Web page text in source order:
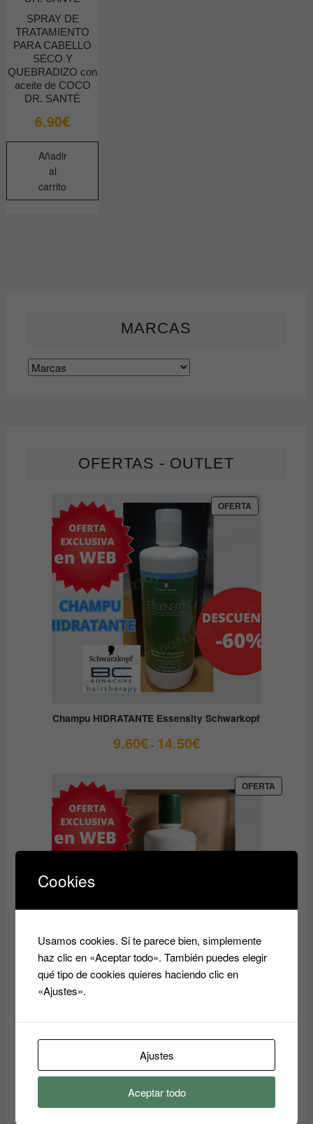
SPRAY DE
TRATAMIENTO
PARA CABELLO
SECO Y
QUEBRADIZO con
aceite de COCO
DR. SANTÉ
6.90€
Añadir
al
carrito
MARCAS
OFERTAS - OUTLET
OFERTAPRODUCTO
EN
Champu HIDRATANTE Essensity Schwarkopf
9.60€ - 14.50€Rango
9.60€
OFERTA
EN
Acondicionador reparador Essensity Schwarzkopf
37.00€
original
era:
37.00€.
14.80€
es:
OFERTA
Cookies
Usamos cookies. Si te parece bien, simplemente
haz clic en «Aceptar todo». También puedes elegir
qué tipo de cookies quieres haciendo clic en
«Ajustes».
Ajustes
Aceptar todo